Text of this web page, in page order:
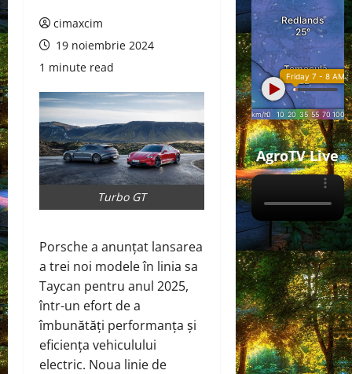
cimaxcim
19 noiembrie 2024
1 minute read
Turbo GT
Porsche a anunțat lansarea
a trei noi modele în linia sa
Taycan pentru anul 2025,
într-un efort de a
îmbunătăți performanța și
eficiența vehiculului
electric. Noua linie de
AgroTV Live